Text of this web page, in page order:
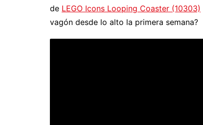
de LEGO Icons Looping Coaster (10303)
vagón desde lo alto la primera semana?